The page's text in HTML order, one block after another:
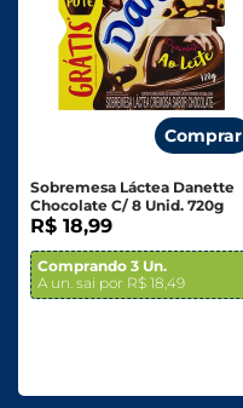
Comprar
Sobremesa Láctea Danette
Chocolate C/ 8 Unid. 720g
R$ 18,99
Comprando 3 Un.
A un. sai por R$ 18,49